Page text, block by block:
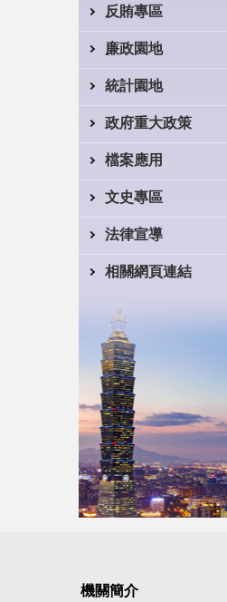
反賄專區
廉政園地
統計園地
政府重大政策
檔案應用
文史專區
法律宣導
相關網頁連結
機關簡介